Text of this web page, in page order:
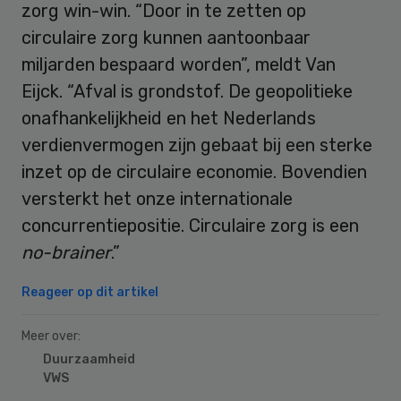
zorg win-win. “Door in te zetten op
circulaire zorg kunnen aantoonbaar
miljarden bespaard worden”, meldt Van
Eijck. “Afval is grondstof. De geopolitieke
onafhankelijkheid en het Nederlands
verdienvermogen zijn gebaat bij een sterke
inzet op de circulaire economie. Bovendien
versterkt het onze internationale
concurrentiepositie. Circulaire zorg is een
no-brainer.”
Reageer op dit artikel
Meer over:
Duurzaamheid
VWS